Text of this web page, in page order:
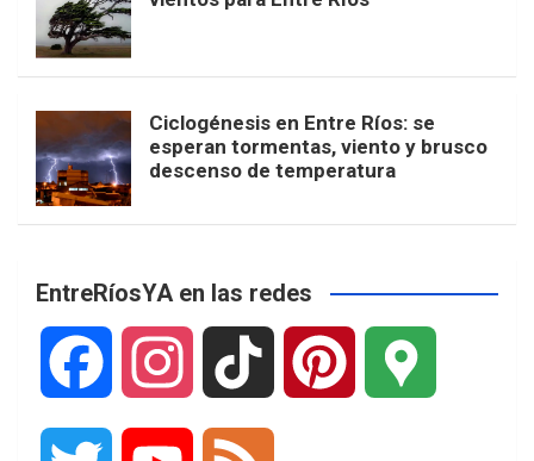
Ciclogénesis en Entre Ríos: se
esperan tormentas, viento y brusco
descenso de temperatura
EntreRíosYA en las redes